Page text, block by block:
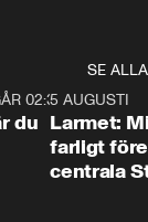
SE ALLA
1:06
02:30
du
5 AUGUSTI
Larmet:
farligt
centrala